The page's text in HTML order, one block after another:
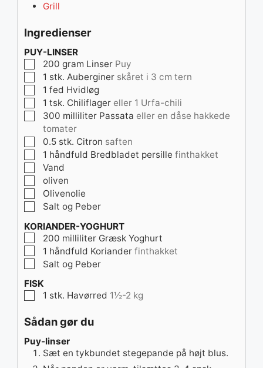
Grill
Ingredienser
PUY-LINSER
▢
200 gram Linser Puy
▢1 stk. Auberginer skåret i 3 cm tern
▢1 fed Hvidløg
▢1 tsk. Chiliflager eller 1 Urfa-chili
▢
300 milliliter Passata eller en dåse hakkede
tomater
▢
0.5 stk. Citron saften
▢1 håndfuld Bredbladet persille finthakket
▢
Vand
▢
oliven
▢
Olivenolie
▢
Salt og Peber
KORIANDER-YOGHURT
▢
200 milliliter Græsk Yoghurt
▢1 håndfuld Koriander finthakket
▢
Salt og Peber
FISK
▢1 stk. Havørred 1½-2 kg
Sådan gør du
Puy-linser
Sæt en tykbundet stegepande på højt blus.